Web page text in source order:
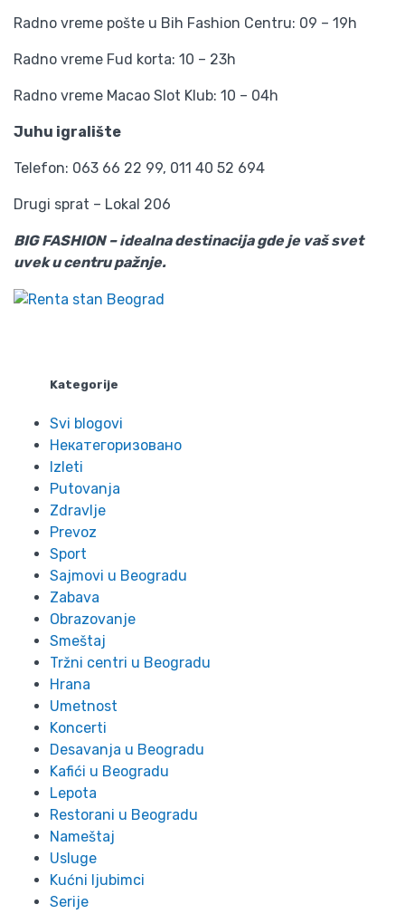
Radno vreme pošte u Bih Fashion Centru: 09 – 19h
Radno vreme Fud korta: 10 – 23h
Radno vreme Macao Slot Klub: 10 – 04h
Juhu igralište
Telefon: 063 66 22 99, 011 40 52 694
Drugi sprat – Lokal 206
BIG FASHION – idealna destinacija gde je vaš svet
uvek u centru pažnje.
Kategorije
Svi blogovi
Некатегоризовано
Izleti
Putovanja
Zdravlje
Prevoz
Sport
Sajmovi u Beogradu
Zabava
Obrazovanje
Smeštaj
Tržni centri u Beogradu
Hrana
Umetnost
Koncerti
Desavanja u Beogradu
Kafići u Beogradu
Lepota
Restorani u Beogradu
Nameštaj
Usluge
Kućni ljubimci
Serije